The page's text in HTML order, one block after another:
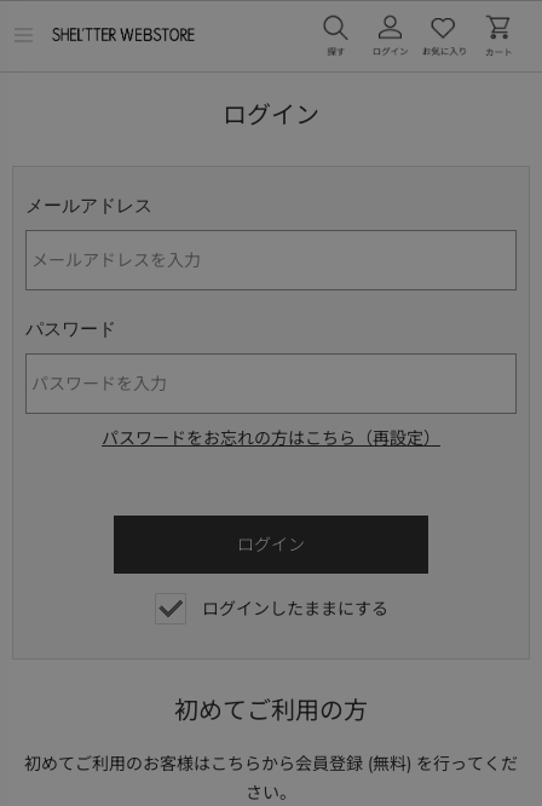
ログイン
メールアドレス
パスワード
パスワードをお忘れの方はこちら（再設定）
ログインしたままにする
初めてご利用の方
初めてご利用のお客様はこちらから会員登録 (無料) を行ってくだ
さい。